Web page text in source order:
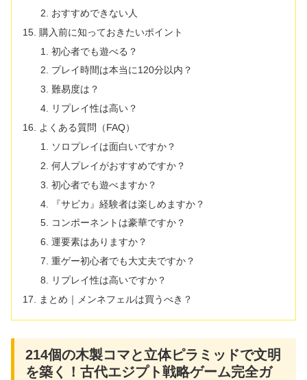
おすすめできない人
購入前に知っておきたいポイント
初心者でも遊べる？
プレイ時間は本当に120分以内？
難易度は？
リプレイ性は高い？
よくある質問（FAQ）
ソロプレイは面白いですか？
何人プレイがおすすめですか？
初心者でも遊べますか？
『サビカ』経験者は楽しめますか？
コンポーネントは豪華ですか？
運要素はありますか？
重ゲー初心者でも大丈夫ですか？
リプレイ性は高いですか？
まとめ｜メンネフェルは買うべき？
214個の木製コマと立体ピラミッドで文明
を築く！古代エジプト戦略ゲーム完全ガ